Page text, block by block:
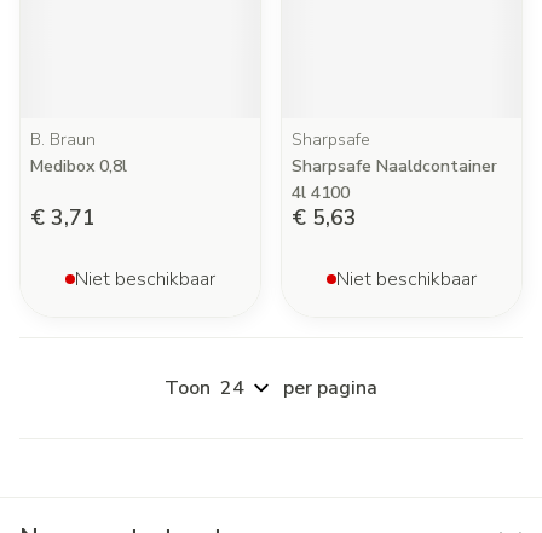
B. Braun
Medibox 0,8l
€ 3,71
Niet beschikbaar
Sharpsafe
Sharpsafe Naaldcontainer
4l 4100
€ 5,63
Niet beschikbaar
Toon per pagina